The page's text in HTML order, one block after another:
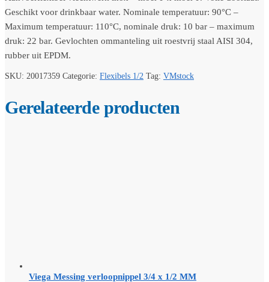
Geschikt voor drinkbaar water. Nominale temperatuur: 90°C –
Maximum temperatuur: 110°C, nominale druk: 10 bar – maximum
druk: 22 bar. Gevlochten ommanteling uit roestvrij staal AISI 304,
rubber uit EPDM.
SKU: 20017359 Categorie: Flexibels 1/2 Tag: VMstock
Gerelateerde producten
Viega Messing verloopnippel 3/4 x 1/2 MM